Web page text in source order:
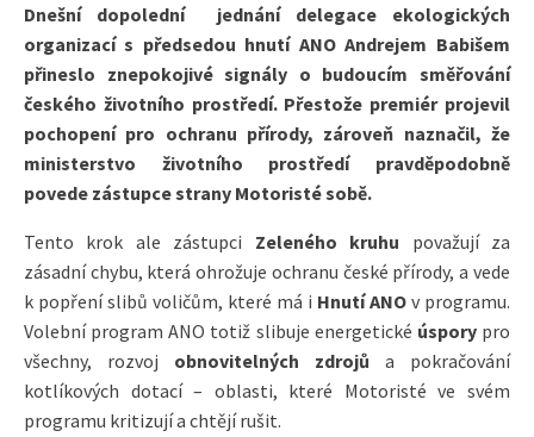
Dnešní dopolední jednání delegace ekologických
organizací s předsedou hnutí ANO Andrejem Babišem
přineslo znepokojivé signály o budoucím směřování
českého životního prostředí. Přestože premiér projevil
pochopení pro ochranu přírody, zároveň naznačil, že
ministerstvo životního prostředí pravděpodobně
povede zástupce strany Motoristé sobě.​
Tento krok ale zástupci Zeleného kruhu považují za
zásadní chybu, která ohrožuje ochranu české přírody, a vede
k popření slibů voličům, které má i Hnutí ANOv programu.
Volební program ANO totiž slibuje energetické úsporypro
všechny, rozvoj obnovitelných zdrojů a pokračování
kotlíkových dotací – oblasti, které Motoristé ve svém
programu kritizují a chtějí rušit.​